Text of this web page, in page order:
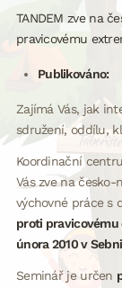
TANDEM zve na
pravicovému
Publikováno:
Zajímá Vás, jak
sdružení, oddílu,
Koordinační
Vás zve na
výchovné práce s
proti pravicovému
února 2010 v
Seminář je určen